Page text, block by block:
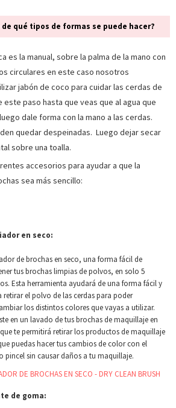
qué tipos de formas se puede hacer?
es la manual, sobre la palma de la mano con
circulares en este caso nosotros
jabón de coco para cuidar las cerdas de
este paso hasta que veas que al agua que
dale forma con la mano a las cerdas.
quedar despeinadas. Luego dejar secar
sobre una toalla.
accesorios para ayudar a que la
sea más sencillo:
en seco:
de brochas en seco, una forma fácil de
tus brochas limpias de polvos, en solo 5
Esta herramienta ayudará de una forma fácil y
retirar el polvo de las cerdas para poder
los distintos colores que vayas a utilizar.
en un lavado de tus brochas de maquillaje en
te permitirá retirar los productos de maquillaje
puedas hacer tus cambios de color con el
pincel sin causar daños a tu maquillaje.
DE BROCHAS EN SECO - DRY CLEAN BRUSH
de goma: